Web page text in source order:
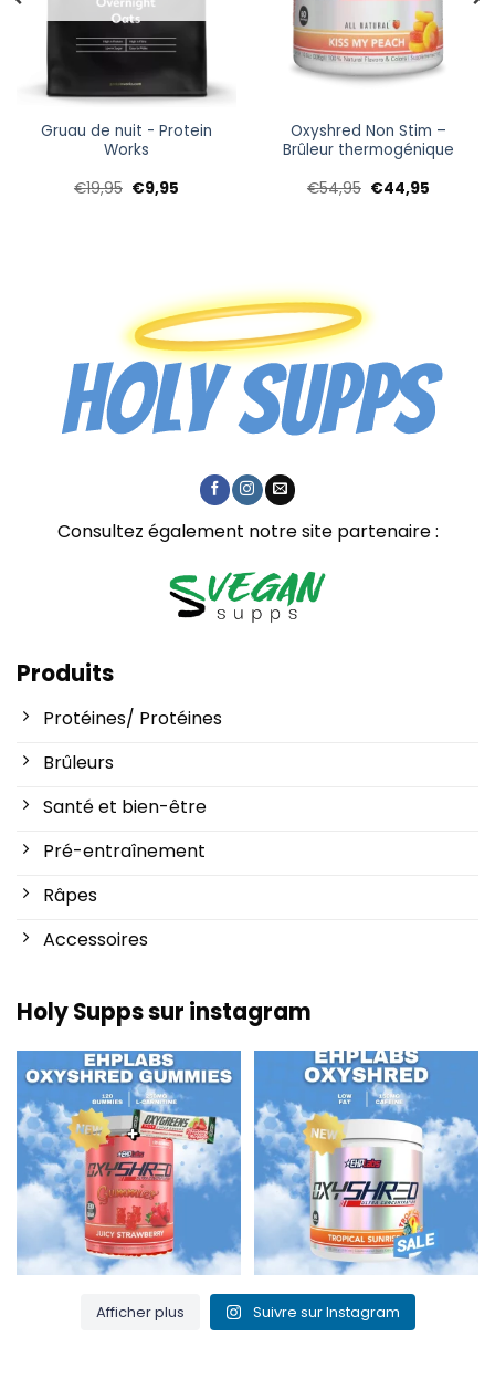
Gruau de nuit - Protein
Works
€19,95 Le
prix
€9,95
Oxyshred Non Stim –
Brûleur thermogénique
€54,95 Le
€44,95
Consultez également notre site partenaire :
Produits
Protéines/ Protéines
Brûleurs
Santé et bien-être
Pré-entraînement
Râpes
Accessoires
Holy Supps sur instagram
Nouveau chez Holy Supps 🍬⚡
Les gommes OxyShred...
3 0
Faible teneur en matières
grasses et 150 mg de
0 2
Afficher plus Suivre sur Instagram